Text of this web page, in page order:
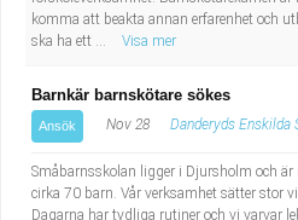
komma att beakta annan erfarenhet och
ska ha ett ...
Visa mer
Barnkär barnskötare sökes
Ansök Nov 28 Danderyds Enskilda
Småbarnsskolan ligger i Djursholm och
cirka 70 barn. Vår verksamhet sätter stor
Dagarna har tydliga rutiner och vi varvar